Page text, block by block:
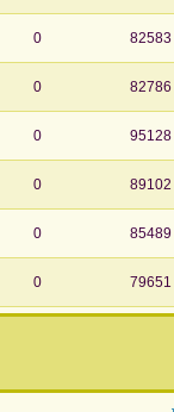
0 82583
0 82786
0 95128
0 89102
0 85489
0 79651